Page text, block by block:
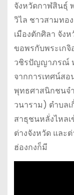
จังหวัดกาฬสินธุ์
วิไล ชาวสามทอ
เมืองตักศิลา จัง
ขอพรกับพระเก
วชิรปัญญาภรณ์
จากการเทศน์ส
พุทธศาสนิกชนจ
วนาราม) ตำบล
สาธุชนหลั่งไหล
ต่างจังหวัด และ
ฮ่องกงก็มี